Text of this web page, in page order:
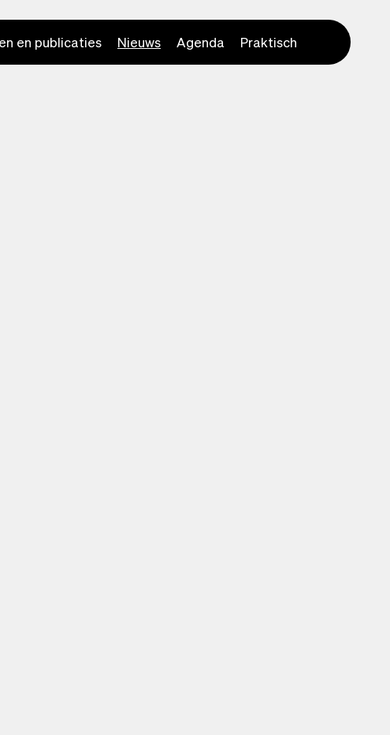
en publicaties Nieuws Agenda Praktisch